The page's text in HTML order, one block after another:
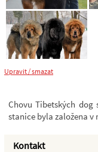
Upravit / smazat
Chovu Tibetských dog
stanice byla založena v
Kontakt